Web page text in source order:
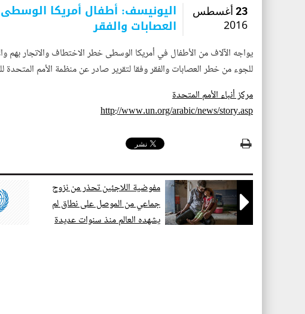
23 أغسطس
2016
اليونيسف: أطفال أمريكا
العصابات والفقر
يواجه الآلاف من الأطفال في أمريكا الوسطى خطر الاختطاف والاتجار بهم
للجوء من خطر العصابات والفقر وفقا لتقرير صادر عن منظمة الأمم المتحدة
مركز أنباء الأمم المتحدة
http://www.un.org/arabic/news/story.asp

مفوضية اللاجئين تحذر من نزوح
جماعي من الموصل على نطاق لم
يشهده العالم منذ سنوات عديدة